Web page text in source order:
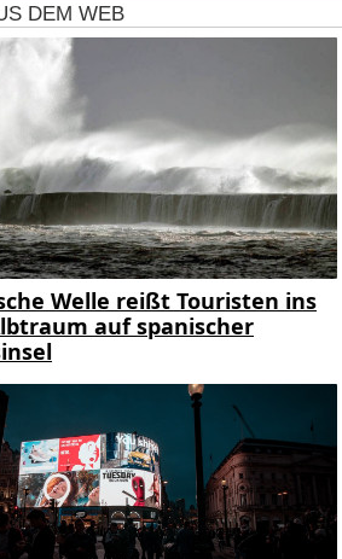
DEM WEB
Welle reißt Touristen ins
auf spanischer